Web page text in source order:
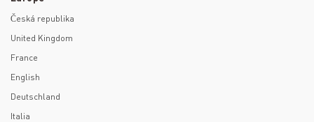
Česká republika
United Kingdom
France
English
Deutschland
Italia